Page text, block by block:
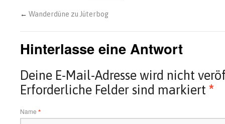
← Wanderdüne zu Jüterbog
Hinterlasse eine Antwort
Deine E-Mail-Adresse wird nicht
Erforderliche Felder sind markiert *
Name *